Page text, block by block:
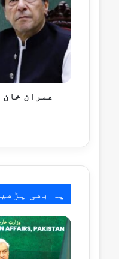
اکتوبر 6, 2024
پی ٹی
ستمبر 29, 2024
دہشتگردوں
ستمبر 28, 2024
ستمبر 26, 2024
اسلام آباد
باز
نہ
آئے،
جنرل
(ر)
باجوہ
پر
عمران
یہ بھی